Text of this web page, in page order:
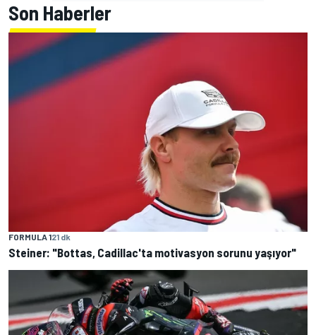
Son Haberler
FORMULA 121 dk
Steiner: "Bottas, Cadillac'ta motivasyon sorunu yaşıyor"